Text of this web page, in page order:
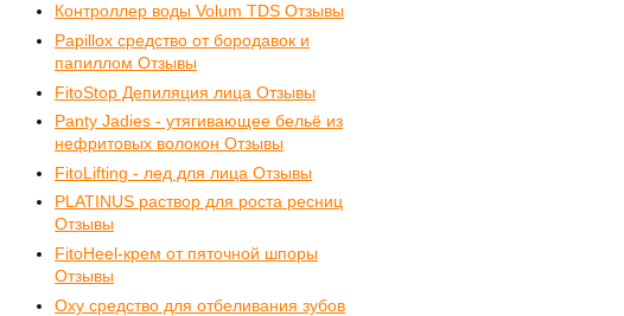
Контроллер воды Volum TDS Отзывы
Papillox средство от бородавок и
папиллом Отзывы
FitoStop Депиляция лица Отзывы
Panty Jadies - утягивающее бельё из
нефритовых волокон Отзывы
FitoLifting - лед для лица Отзывы
PLATINUS раствор для роста ресниц
Отзывы
FitoHeel-крем от пяточной шпоры
Отзывы
Oxy средство для отбеливания зубов